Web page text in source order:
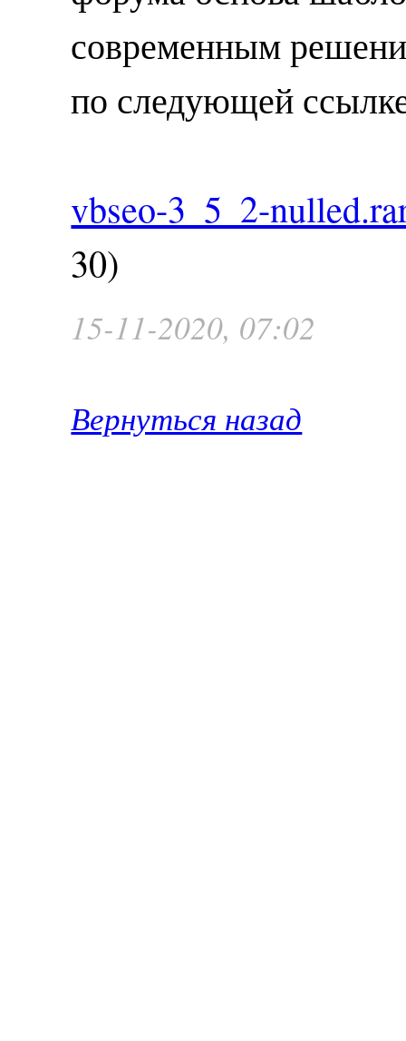
современным
по следующей
vbseo-3_5_2-
30)
15-11-2020, 07:02
Вернуться назад